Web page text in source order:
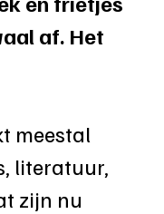
af. Het
meestal
literatuur,
zijn nu